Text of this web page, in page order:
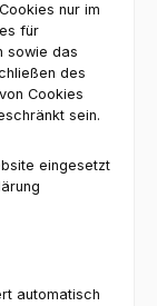
nur im
für
sowie das
des
Cookies
sein.
eingesetzt
automatisch